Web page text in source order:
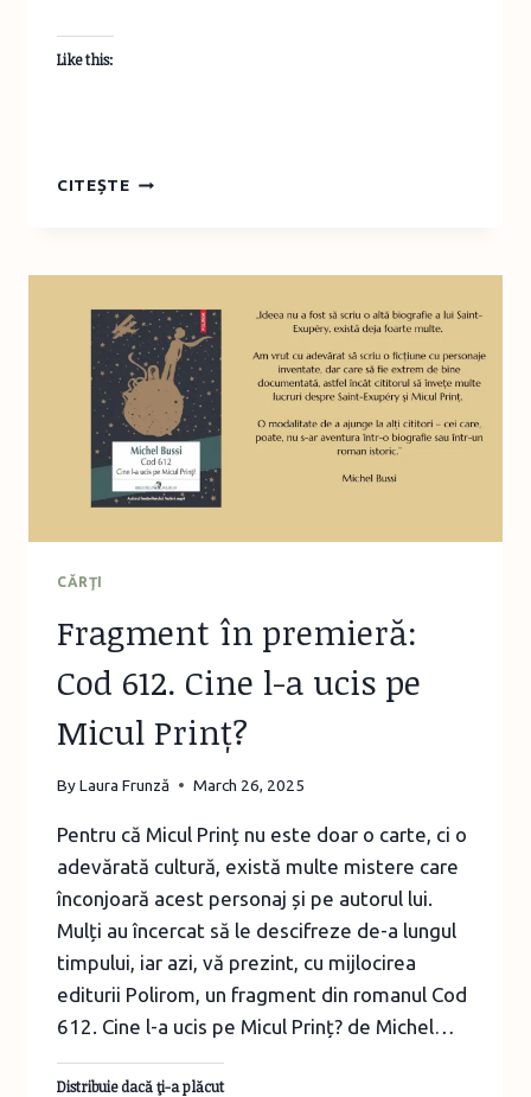
Like this:
CITEȘTEPATRU
ANI
ASOCIAȚIA
„PRIN
TINE
FACI
BINE”
CĂRŢI
Fragment în premieră:
Cod 612. Cine l-a ucis pe
Micul Prinț?
ByLaura Frunză March 26, 2025
Pentru că Micul Prinț nu este doar o carte, ci o
adevărată cultură, există multe mistere care
înconjoară acest personaj și pe autorul lui.
Mulți au încercat să le descifreze de-a lungul
timpului, iar azi, vă prezint, cu mijlocirea
editurii Polirom, un fragment din romanul Cod
612. Cine l-a ucis pe Micul Prinț? de Michel…
Distribuie dacă ţi-a plăcut